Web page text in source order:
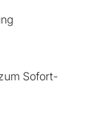
Sofort-